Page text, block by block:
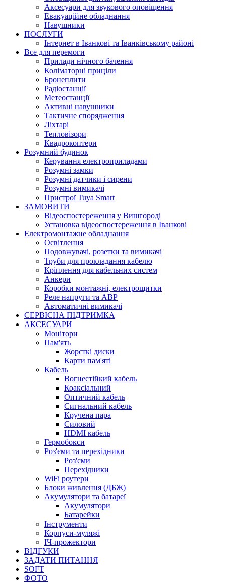
Аксесуари для звукового оповіщення
Евакуаційне обладнання
Навушники
ПОСЛУГИ
Інтернет в Іванкові та Іванківському районі
Все для перемоги
Прилади нічного бачення
Коліматорні приціли
Бронеплити
Радіостанції
Метеостанції
Активні навушники
Тактичне спорядження
Ліхтарі
Тепловізори
Квадрокоптери
Розумний будинок
Керування електроприладами
Розумні замки
Розумні датчики і сирени
Розумні вимикачі
Пристрої Tuya Smart
ЗАМОВИТИ
Відеоспостереження у Вишгороді
Установка відеоспостереження в Іванкові
Електромонтажне обладнання
Освітлення
Подовжувачі, розетки та вимикачі
Труби для прокладання кабелю
Кріплення для кабельних систем
Анкери
Коробки монтажні, електрощитки
Реле напруги та АВР
Автоматичні вимикачі
СЕРВІСНА ПІДТРИМКА
АКСЕСУАРИ
Монітори
Пам'ять
Жорсткі диски
Карти пам'яті
Кабель
Вогнестійкий кабель
Коаксіальний
Оптичний кабель
Сигнальний кабель
Кручена пара
Силовий
HDMI кабель
Гермобокси
Роз'єми та перехідники
Роз'єми
Перехідники
WiFi роутери
Блоки живлення (ДБЖ)
Акумулятори та батареї
Акумулятори
Батарейки
Інструменти
Корпуси-муляжі
ІЧ-прожектори
ВІДГУКИ
ЗАДАТИ ПИТАННЯ
SOFT
ФОТО